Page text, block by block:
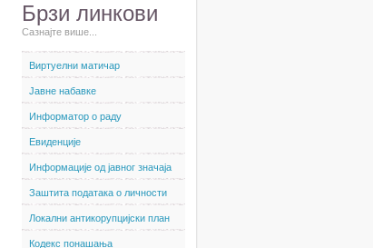
Брзи линкови
Сазнајте више...
Виртуелни матичар
Јавне набавке
Информатор о раду
Евиденције
Информације од јавног значаја
Заштита података о личности
Локални антикорупцијски план
Кодекс понашања